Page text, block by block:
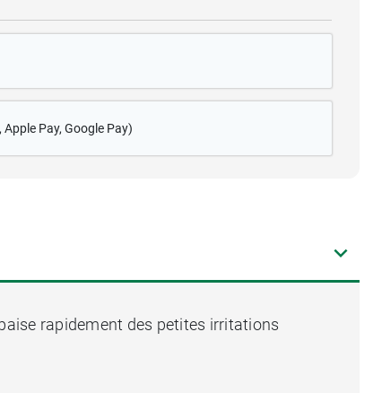
, Apple Pay, Google Pay)
rapidement des petites irritations